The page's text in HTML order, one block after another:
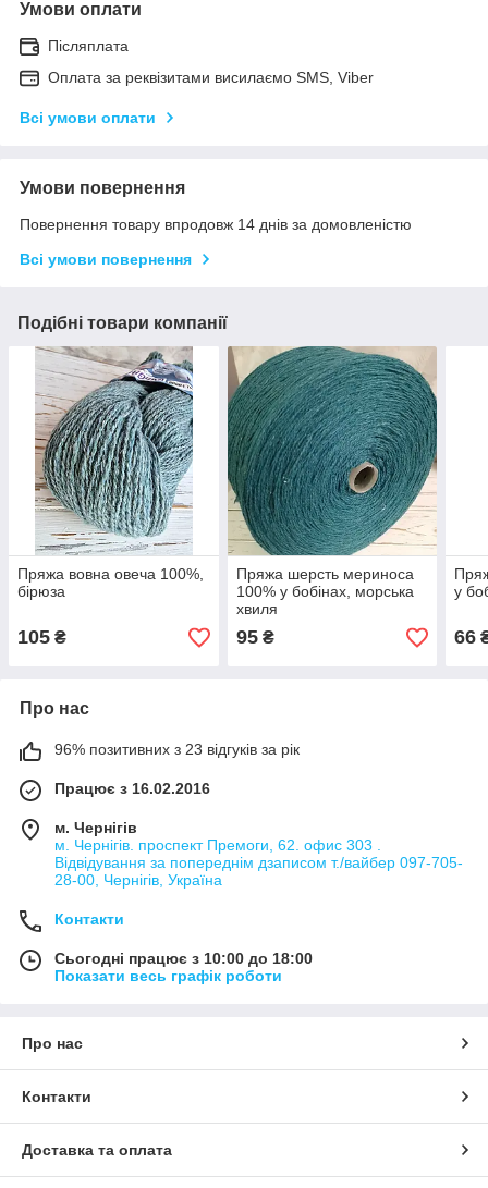
Умови оплати
Післяплата
Оплата за реквізитами висилаємо SMS, Viber
Всі умови оплати
Умови повернення
Повернення товару впродовж 14 днів за домовленістю
Всі умови повернення
Подібні товари компанії
Пряжа вовна овеча 100%,
бірюза
105 ₴
Пряжа шерсть мериноса
100% у бобінах, морська
хвиля
95₴
у
66
Про нас
96% позитивних з 23 відгуків за рік
Працює з 16.02.2016
м. Чернігів
м. Чернігів. проспект Премоги, 62. офис 303 .
Відвідування за попереднім дзаписом т./вайбер 097-705-
28-00, Чернігів, Україна
Контакти
Сьогодні працює з 10:00 до 18:00
Показати весь графік роботи
Про нас
Контакти
Доставка та оплата